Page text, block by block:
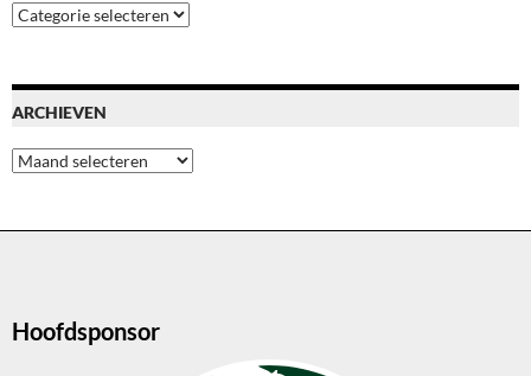
Blog
categoriën
ARCHIEVEN
Archieven
Hoofdsponsor